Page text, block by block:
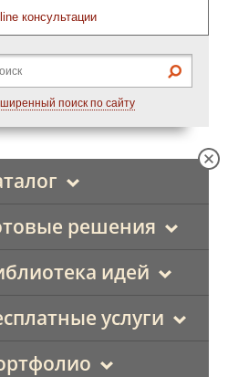
консультации
поиск по сайту
решения
идей
услуги